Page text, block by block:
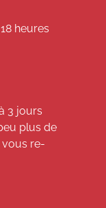
heures
3 jours
plus de
re-